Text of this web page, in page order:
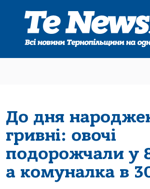
До дня
гривні: овочі
подорожчали у
а комуналка в